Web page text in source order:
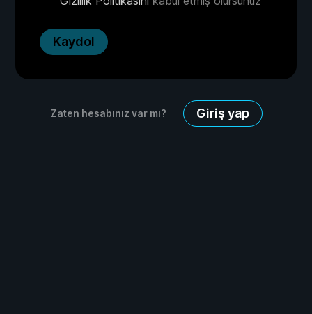
Kaydol
Zaten hesabınız var mı? Giriş yap